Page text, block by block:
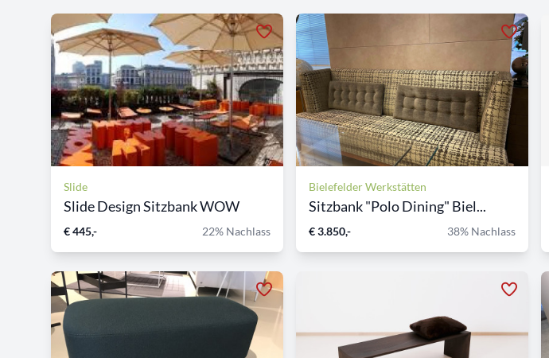
Slide
Slide Design Sitzbank WOW
€ 445,- 22% Nachlass
Bielefelder Werkstätten
Sitzbank "Polo Dining" Biel...
€ 3.850,- 38% Nachlass